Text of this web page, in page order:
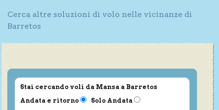
Cerca altre soluzioni di volo nelle vicinanze di
Barretos
Stai cercando voli da Mansa a Barretos
Andata e ritorno
Solo Andata